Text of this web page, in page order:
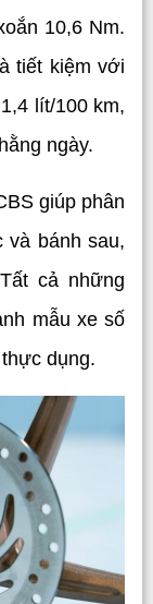
10,6 Nm.
tiết kiệm với
lít/100 km,
ngày.
giúp phân
và bánh sau,
cả những
mẫu xe số
dụng.